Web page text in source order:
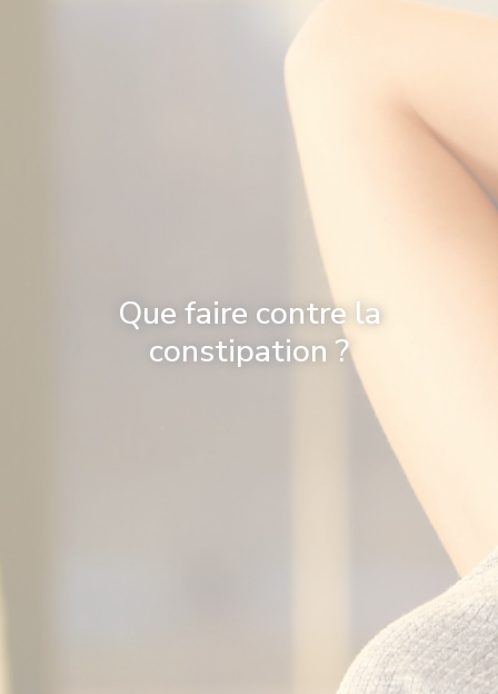
Que faire contre la
constipation ?